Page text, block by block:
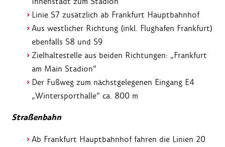
Linie S7 zusätzlich ab Frankfurt Hauptbahnhof
Aus westlicher Richtung (inkl. Flughafen Frankfurt)
ebenfalls S8 und S9
Zielhaltestelle aus beiden Richtungen: „Frankfurt
am Main Stadion“
Der Fußweg zum nächstgelegenen Eingang E4
„Wintersporthalle“ ca. 800 m
Straßenbahn
Ab Frankfurt Hauptbahnhof fahren die Linien 20